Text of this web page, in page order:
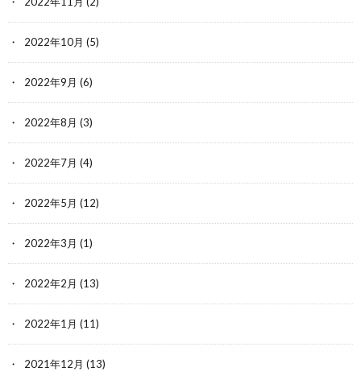
2022年10月 (5)
2022年9月 (6)
2022年8月 (3)
2022年7月 (4)
2022年5月 (12)
2022年3月 (1)
2022年2月 (13)
2022年1月 (11)
2021年12月 (13)